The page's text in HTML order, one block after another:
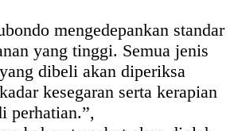
mengedepankan standar
yang tinggi. Semua jenis
dibeli akan diperiksa
kesegaran serta kerapian
perhatian.”,